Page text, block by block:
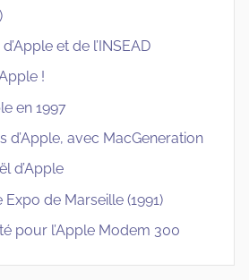
et de l’INSEAD
!
en 1997
d’Apple, avec MacGeneration
d’Apple
Expo de Marseille (1991)
pour l’Apple Modem 300